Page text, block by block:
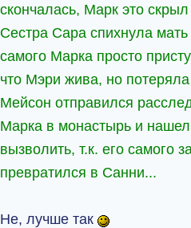
скончалась, Марк это
Сестра Сара спихнула
самого Марка просто
что Мэри жива, но
Мейсон отправился
Марка в монастырь и
вызволить, т.к. его самого
превратился в Санни...
Не, лучше так